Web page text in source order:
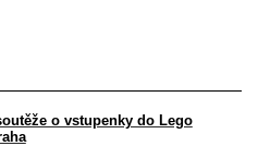
o vstupenky do Lego